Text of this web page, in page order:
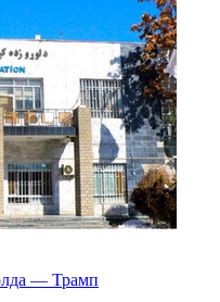
— Трамп